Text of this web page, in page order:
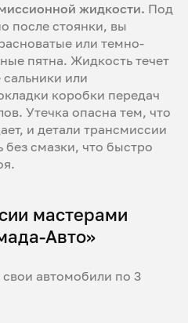
жидкости. Под
после стоянки, вы
или темно-
пятна. Жидкость течет
или
коробки передач
Утечка опасна тем, что
и детали трансмиссии
без смазки, что быстро
мастерами
Авто»
автомобили по 3